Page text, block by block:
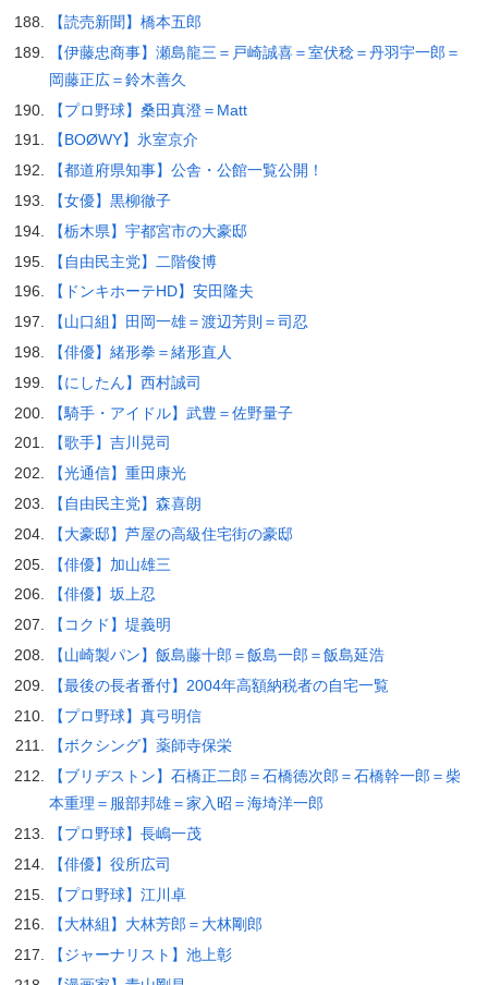
【読売新聞】橋本五郎
【伊藤忠商事】瀬島龍三＝戸崎誠喜＝室伏稔＝丹羽宇一郎＝
岡藤正広＝鈴木善久
【プロ野球】桑田真澄＝Matt
【BOØWY】氷室京介
【都道府県知事】公舎・公館一覧公開！
【女優】黒柳徹子
【栃木県】宇都宮市の大豪邸
【自由民主党】二階俊博
【ドンキホーテHD】安田隆夫
【山口組】田岡一雄＝渡辺芳則＝司忍
【俳優】緒形拳＝緒形直人
【にしたん】西村誠司
【騎手・アイドル】武豊＝佐野量子
【歌手】吉川晃司
【光通信】重田康光
【自由民主党】森喜朗
【大豪邸】芦屋の高級住宅街の豪邸
【俳優】加山雄三
【俳優】坂上忍
【コクド】堤義明
【山崎製パン】飯島藤十郎＝飯島一郎＝飯島延浩
【最後の長者番付】2004年高額納税者の自宅一覧
【プロ野球】真弓明信
【ボクシング】薬師寺保栄
【ブリヂストン】石橋正二郎＝石橋徳次郎＝石橋幹一郎＝柴
本重理＝服部邦雄＝家入昭＝海埼洋一郎
【プロ野球】長嶋一茂
【俳優】役所広司
【プロ野球】江川卓
【大林組】大林芳郎＝大林剛郎
【ジャーナリスト】池上彰